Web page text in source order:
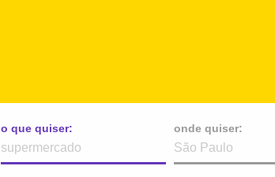
o que quiser:
onde quiser: